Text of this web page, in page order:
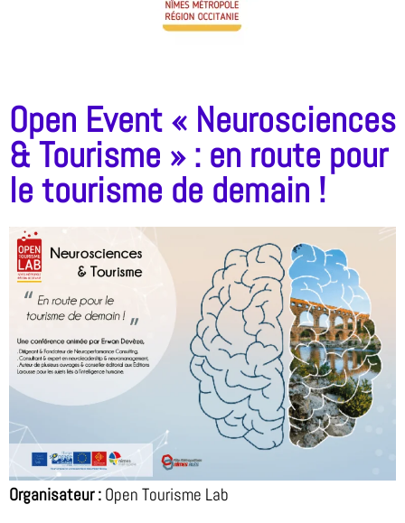
Open Event « Neurosciences
& Tourisme » : en route pour
le tourisme de demain !
Organisateur: Open Tourisme Lab